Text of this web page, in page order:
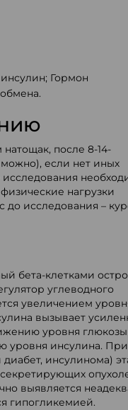
Гормон
после 8-14-
если нет иных
нагрузки
до исследования –
бета-клетками
углеводного
увеличением
вызывает
уровня
уровня инсулина. При
инсулинома)
выявляется
гипогликемией.